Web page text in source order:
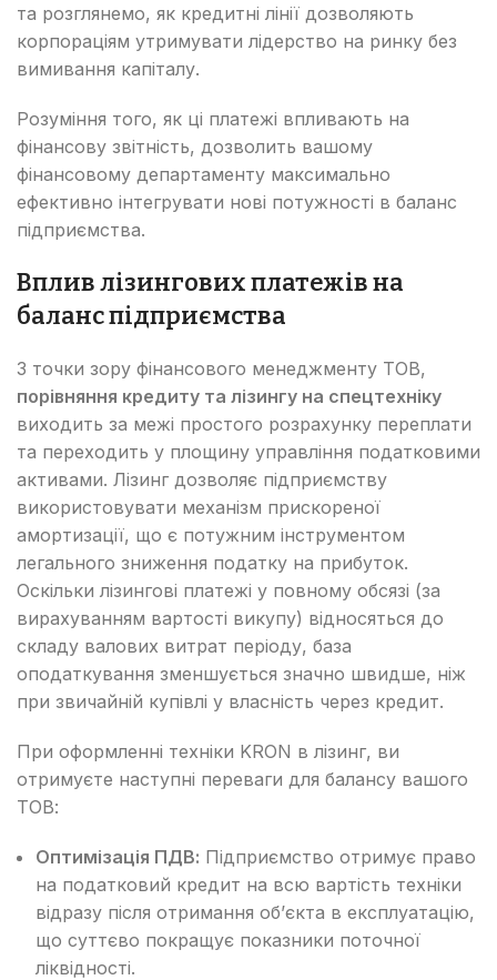
та розглянемо, як кредитні лінії дозволяють
корпораціям утримувати лідерство на ринку без
вимивання капіталу.
Розуміння того, як ці платежі впливають на
фінансову звітність, дозволить вашому
фінансовому департаменту максимально
ефективно інтегрувати нові потужності в баланс
підприємства.
Вплив лізингових платежів на
баланс підприємства
З точки зору фінансового менеджменту ТОВ,
порівняння кредиту та лізингу на спецтехніку
виходить за межі простого розрахунку переплати
та переходить у площину управління податковими
активами. Лізинг дозволяє підприємству
використовувати механізм прискореної
амортизації, що є потужним інструментом
легального зниження податку на прибуток.
Оскільки лізингові платежі у повному обсязі (за
вирахуванням вартості викупу) відносяться до
складу валових витрат періоду, база
оподаткування зменшується значно швидше, ніж
при звичайній купівлі у власність через кредит.
При оформленні техніки KRON в лізинг, ви
отримуєте наступні переваги для балансу вашого
ТОВ:
Оптимізація ПДВ: Підприємство отримує право
на податковий кредит на всю вартість техніки
відразу після отримання об’єкта в експлуатацію,
що суттєво покращує показники поточної
ліквідності.